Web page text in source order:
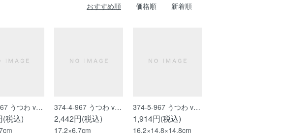
おすすめ順 価格順 新着順
うつわ v…
(税込)
374-4-967 うつわ v…
2,442円(税込)
17.2×6.7cm
374-5-967 うつわ v…
1,914円(税込)
16.2×14.8×14.8cm